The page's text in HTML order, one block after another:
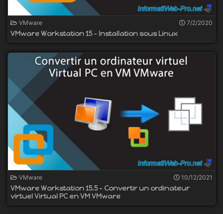
VMware 7/2/2020
VMware Workstation 15 - Installation sous Linux
VMware 10/12/2021
VMware Workstation 15.5 - Convertir un ordinateur
virtuel Virtual PC en VM VMware